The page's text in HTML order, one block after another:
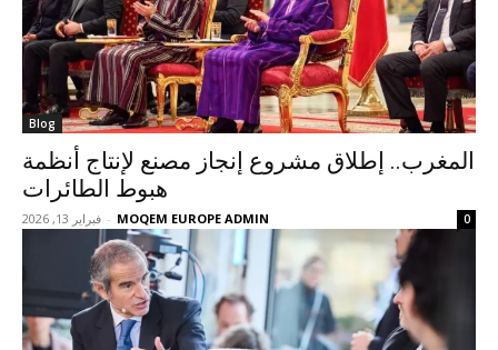
Blog
المغرب.. إطلاق مشروع إنجاز مصنع لإنتاج أنظمة
هبوط الطائرات
MOQEM EUROPE ADMIN
- فبراير 13, 2026 0